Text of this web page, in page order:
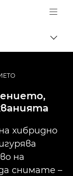
Logo, back to
хибридно
на
снимате –